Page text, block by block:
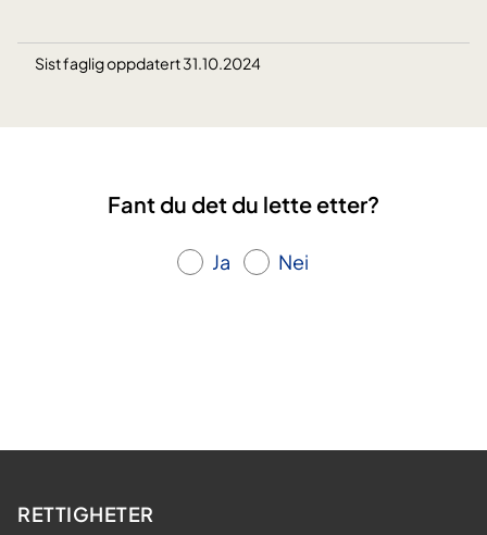
Sist faglig oppdatert 31.10.2024
Fant du det du lette etter?
Ja Nei
RETTIGHETER